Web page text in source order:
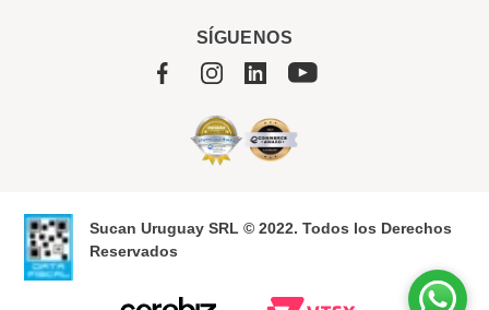
SÍGUENOS
Sucan Uruguay SRL © 2022. Todos los Derechos
Reservados